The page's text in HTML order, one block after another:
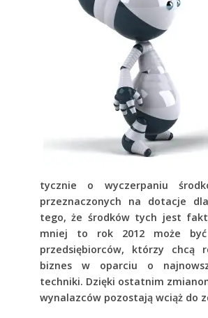
tycznie o wyczerpaniu
przeznaczonych na dotacje
tego, że środków tych jest
mniej to rok 2012 może
przedsiębiorców, którzy chcą
biznes w oparciu o
techniki. Dzięki ostatnim
wynalazców pozostają wciąż do